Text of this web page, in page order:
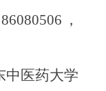
86080506 ，
中医药大学